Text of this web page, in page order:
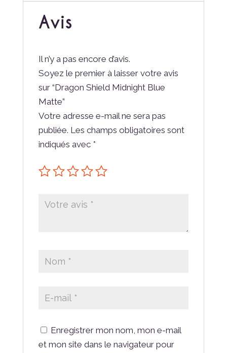
Avis
Il n’y a pas encore d’avis.
Soyez le premier à laisser votre avis
sur “Dragon Shield Midnight Blue
Matte”
Votre adresse e-mail ne sera pas
publiée. Les champs obligatoires sont
indiqués avec *
Enregistrer mon nom, mon e-mail
et mon site dans le navigateur pour